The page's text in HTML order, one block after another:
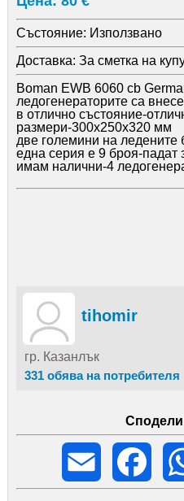
Състояние: Използвано
Доставка: За сметка на
Boman EWB 6060 cb
ледогенераторите са
в отлично състояние-
размери-300х250х320 мм
две големини на ледените
една серия е 9 броя-падат
имам налични-4
tihomir
гр. Казанлък
331 обява на потребителя
Сподели
Email